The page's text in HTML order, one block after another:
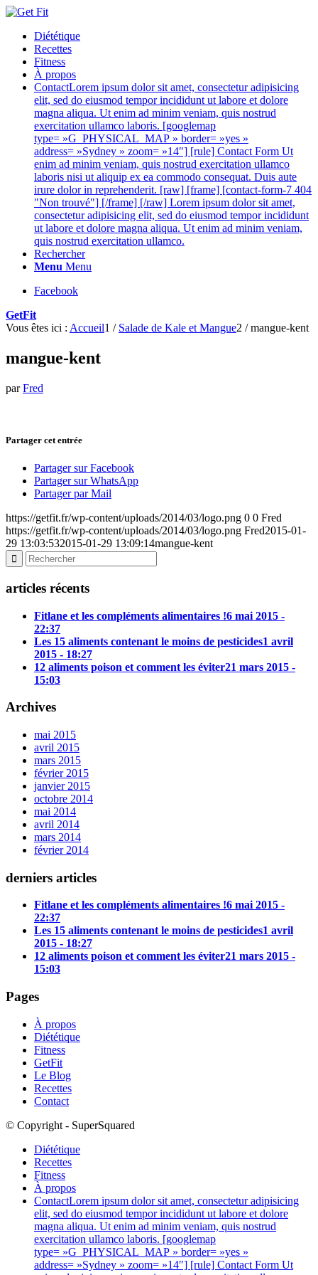
Diététique
Recettes
Fitness
À propos
ContactLorem ipsum dolor sit amet, consectetur adipisicing
elit, sed do eiusmod tempor incididunt ut labore et dolore
magna aliqua. Ut enim ad minim veniam, quis nostrud
exercitation ullamco laboris. [googlemap
type= »G_PHYSICAL_MAP » border= »yes »
address= »Sydney » zoom= »14″] [rule] Contact Form Ut
enim ad minim veniam, quis nostrud exercitation ullamco
laboris nisi ut aliquip ex ea commodo consequat. Duis aute
irure dolor in reprehenderit. [raw] [frame] [contact-form-7 404
"Non trouvé"] [/frame] [/raw] Lorem ipsum dolor sit amet,
consectetur adipisicing elit, sed do eiusmod tempor incididunt
ut labore et dolore magna aliqua. Ut enim ad minim veniam,
quis nostrud exercitation ullamco.
Rechercher
Menu Menu
Facebook
GetFit
Vous êtes ici : Accueil1 / Salade de Kale et Mangue2 / mangue-kent
mangue-kent
parFred
Partager cet entrée
Partager sur Facebook
Partager sur WhatsApp
Partager par Mail
https://getfit.fr/wp-content/uploads/2014/03/logo.png 0 0 Fred
https://getfit.fr/wp-content/uploads/2014/03/logo.png Fred2015-01-
29 13:03:532015-01-29 13:09:14mangue-kent
articles récents
Fitlane et les compléments alimentaires !6 mai 2015 -
22:37
Les 15 aliments contenant le moins de pesticides1 avril
2015 - 18:27
12 aliments poison et comment les éviter21 mars 2015 -
15:03
Archives
mai 2015
avril 2015
mars 2015
février 2015
janvier 2015
octobre 2014
mai 2014
avril 2014
mars 2014
février 2014
derniers articles
Fitlane et les compléments alimentaires !6 mai 2015 -
22:37
Les 15 aliments contenant le moins de pesticides1 avril
2015 - 18:27
12 aliments poison et comment les éviter21 mars 2015 -
15:03
Pages
À propos
Diététique
Fitness
GetFit
Le Blog
Recettes
Contact
© Copyright - SuperSquared
Diététique
Recettes
Fitness
À propos
ContactLorem ipsum dolor sit amet, consectetur adipisicing
elit, sed do eiusmod tempor incididunt ut labore et dolore
magna aliqua. Ut enim ad minim veniam, quis nostrud
exercitation ullamco laboris. [googlemap
type= »G_PHYSICAL_MAP » border= »yes »
address= »Sydney » zoom= »14″] [rule] Contact Form Ut